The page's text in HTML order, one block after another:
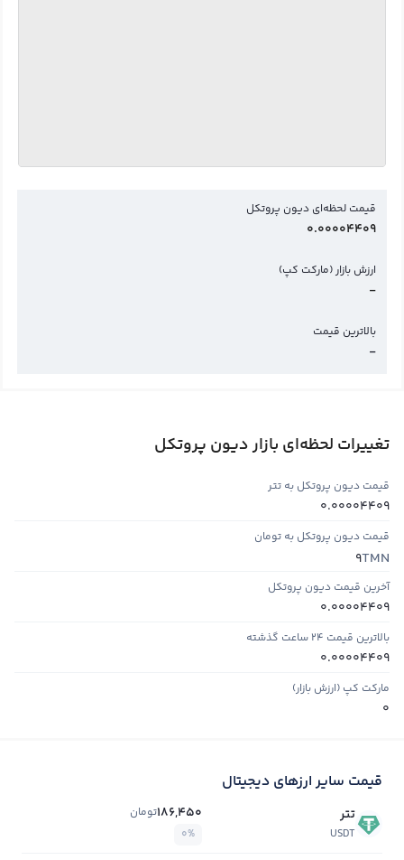
قیمت لحظه‌ای دیون پروتکل
0.00004409
ارزش بازار (مارکت کپ)
-
بالاترین قیمت
-
تغییرات لحظه‌ای بازار دیون پروتکل
قیمت دیون پروتکل به تتر
0.00004409
قیمت دیون پروتکل به تومان
TMN
9
آخرین قیمت دیون پروتکل
0.00004409
بالاترین قیمت ۲۴ ساعت گذشته
0.00004409
مارکت کپ (ارزش بازار)
0
قیمت سایر ارزهای دیجیتال
تتر
USDT
186,450تومان
0%